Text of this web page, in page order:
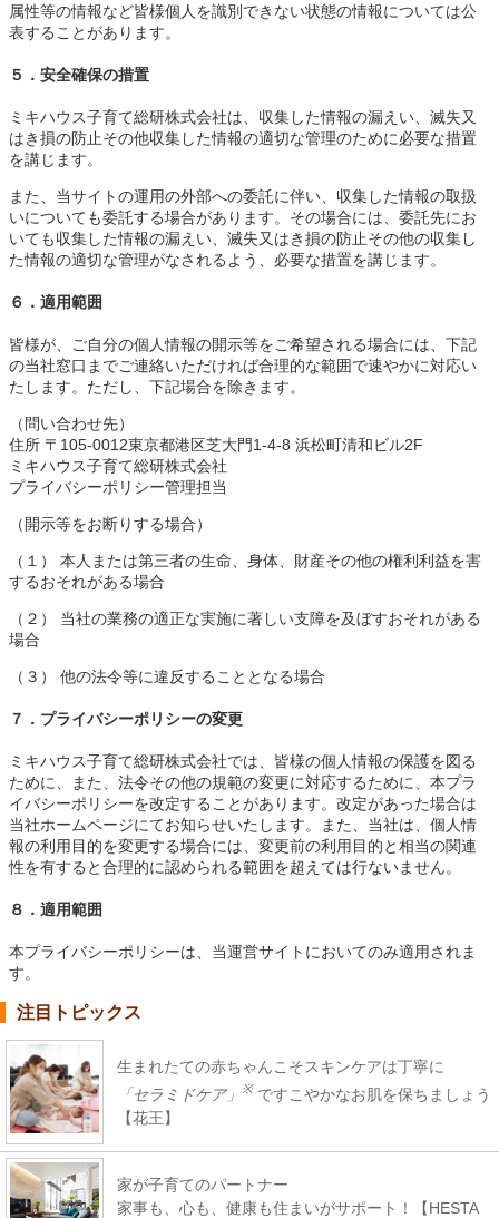
属性等の情報など皆様個人を識別できない状態の情報については公
表することがあります。
５．安全確保の措置
ミキハウス子育て総研株式会社は、収集した情報の漏えい、滅失又
はき損の防止その他収集した情報の適切な管理のために必要な措置
を講じます。
また、当サイトの運用の外部への委託に伴い、収集した情報の取扱
いについても委託する場合があります。その場合には、委託先にお
いても収集した情報の漏えい、滅失又はき損の防止その他の収集し
た情報の適切な管理がなされるよう、必要な措置を講じます。
６．適用範囲
皆様が、ご自分の個人情報の開示等をご希望される場合には、下記
の当社窓口までご連絡いただければ合理的な範囲で速やかに対応い
たします。ただし、下記場合を除きます。
（問い合わせ先）
住所 〒105-0012東京都港区芝大門1-4-8 浜松町清和ビル2F
ミキハウス子育て総研株式会社
プライバシーポリシー管理担当
（開示等をお断りする場合）
（１） 本人または第三者の生命、身体、財産その他の権利利益を害
するおそれがある場合
（２） 当社の業務の適正な実施に著しい支障を及ぼすおそれがある
場合
（３） 他の法令等に違反することとなる場合
７．プライバシーポリシーの変更
ミキハウス子育て総研株式会社では、皆様の個人情報の保護を図る
ために、また、法令その他の規範の変更に対応するために、本プラ
イバシーポリシーを改定することがあります。改定があった場合は
当社ホームページにてお知らせいたします。また、当社は、個人情
報の利用目的を変更する場合には、変更前の利用目的と相当の関連
性を有すると合理的に認められる範囲を超えては行ないません。
８．適用範囲
本プライバシーポリシーは、当運営サイトにおいてのみ適用されま
す。
注目トピックス
生まれたての赤ちゃんこそスキンケアは丁寧に
「セラミドケア」
※ ですこやかなお肌を保ちましょう
【花王】
家が子育てのパートナー
家事も、心も、健康も住まいがサポート！【HESTA